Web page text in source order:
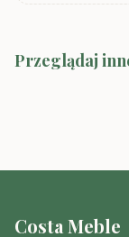
Przeglądaj
Meble SMYK I
Costa Meble